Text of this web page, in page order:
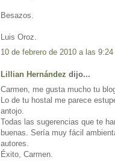
Besazos.
Luis Oroz.
10 de febrero de 2010 a las 9:24
Lillian Hernández dijo...
Carmen, me gusta mucho tu
Lo de tu hostal me parece
antojo.
Todas las sugerencias que te
buenas. Sería muy fácil
autores.
Éxito, Carmen.